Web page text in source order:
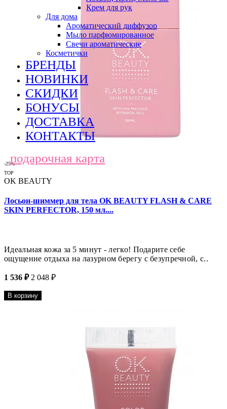
Крем для рук
Для дома
Ароматический диффузор
Мыло парфюмированное
Свечи ароматические
Косметички
БРЕНДЫ
НОВИНКИ
СКИДКИ
БОНУСЫ
ДОСТАВКА
КОНТАКТЫ
подарочная карта
-25%
TOP
OK BEAUTY
Лосьон-шиммер для тела OK BEAUTY FLASH & CARE
SKIN PERFECTOR, 150 мл....
Идеальная кожа за 5 минут - легко! Подарите себе
ощущение отдыха на лазурном берегу с безупречной, с..
1 536 ₽ 2 048 ₽
В корзину